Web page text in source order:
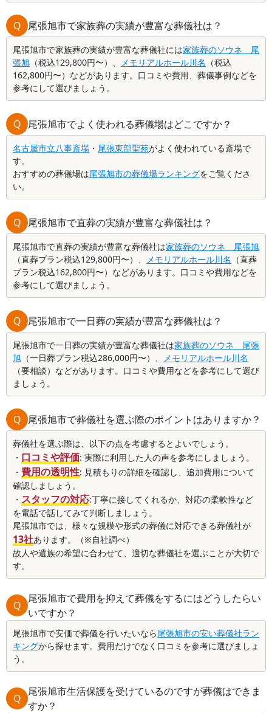
Q 尾張旭市で家族葬の実績が豊富な葬儀社は？
尾張旭市で家族葬の実績が豊富な葬儀社には家族葬のソウネ 尾
張旭 （税込129,800円〜）、 メモリアルホール川名 （税込
162,800円〜）などがあります。口コミや費用、葬儀事例などを
参考にして選びましょう。
Q 尾張旭市でよく使われる葬儀場はどこですか？
名古屋市立八事斎場 ・ 尾張東部聖苑がよく使われている斎場で
す。
おすすめの葬儀場は尾張旭市の葬儀場ランキングをご覧くださ
い。
Q 尾張旭市で直葬の実績が豊富な葬儀社は？
尾張旭市で直葬の実績が豊富な葬儀社は家族葬のソウネ 尾張旭
（直葬プラン税込129,800円〜）、
メモリアルホール川名 （直葬
プラン税込162,800円〜）などがあります。口コミや費用などを
参考にして選びましょう。
Q 尾張旭市で一日葬の実績が豊富な葬儀社は？
尾張旭市で一日葬の実績が豊富な葬儀社は家族葬のソウネ 尾張
旭 （一日葬プラン税込286,000円〜）、
メモリアルホール川名
（要相談）などがあります。口コミや費用などを参考にして選び
ましょう。
Q 尾張旭市で葬儀社を選ぶ際のポイントはありますか？
葬儀社を選ぶ際は、以下の点を考慮するとよいでしょう。
・ 口コミや評価: 実際に利用した人の声を参考にしましょう。
・ 費用の透明性: 見積もりの詳細を確認し、追加費用について
確認しましょう。
・ スタッフの対応:丁寧に接してくれるか、対応の柔軟性など
を電話で話してみて判断しましょう。
尾張旭市では、様々な規模や形式の葬儀に対応できる葬儀社が
13社あります。（※自社調べ）
故人や遺族の希望に合わせて、適切な葬儀社を選ぶことが大切で
す。
Q
尾張旭市で費用を抑えて葬儀をするにはどうしたらい
いですか？
尾張旭市で安価で葬儀を行いたいなら尾張旭市の安い葬儀社ラン
キングから探せます。費用だけでなく口コミを参考に選びましょ
う。
Q
尾張旭市生活保護を受けているのですが葬儀はできま
すか？